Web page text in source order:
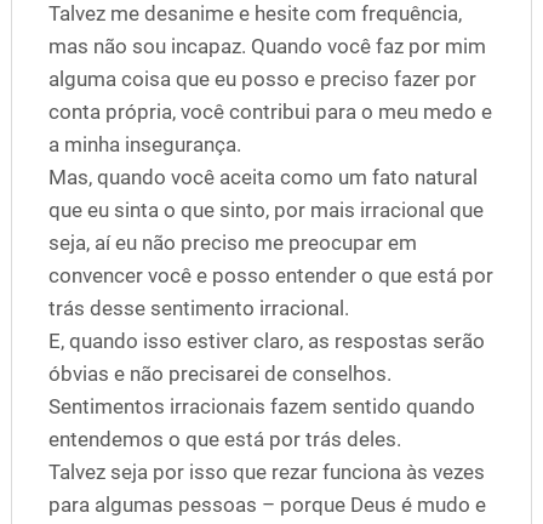
Talvez me desanime e hesite com frequência,
mas não sou incapaz. Quando você faz por mim
alguma coisa que eu posso e preciso fazer por
conta própria, você contribui para o meu medo e
a minha insegurança.
Mas, quando você aceita como um fato natural
que eu sinta o que sinto, por mais irracional que
seja, aí eu não preciso me preocupar em
convencer você e posso entender o que está por
trás desse sentimento irracional.
E, quando isso estiver claro, as respostas serão
óbvias e não precisarei de conselhos.
Sentimentos irracionais fazem sentido quando
entendemos o que está por trás deles.
Talvez seja por isso que rezar funciona às vezes
para algumas pessoas – porque Deus é mudo e